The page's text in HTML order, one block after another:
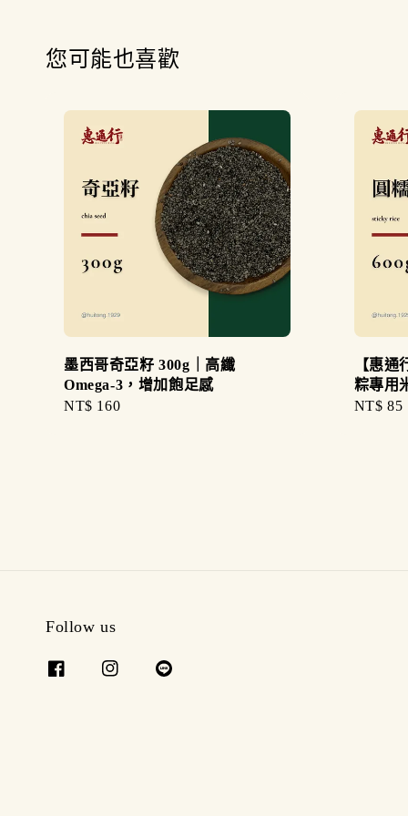
您可能也喜歡
墨西哥奇亞籽 300g｜高纖
Omega-3，增加飽足感
Regular
NT$ 160
【惠通
粽專用
Regular
NT$ 85
Follow us